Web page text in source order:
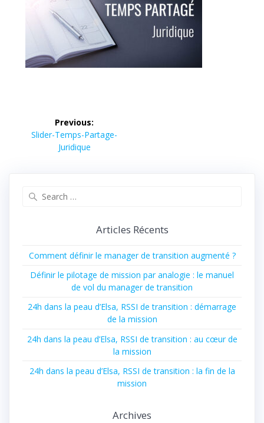
Previous:
Slider-Temps-Partage-
Juridique
Articles Récents
Comment définir le manager de transition augmenté ?
Définir le pilotage de mission par analogie : le manuel
de vol du manager de transition
24h dans la peau d’Elsa, RSSI de transition : démarrage
de la mission
24h dans la peau d’Elsa, RSSI de transition : au cœur de
la mission
24h dans la peau d’Elsa, RSSI de transition : la fin de la
mission
Archives